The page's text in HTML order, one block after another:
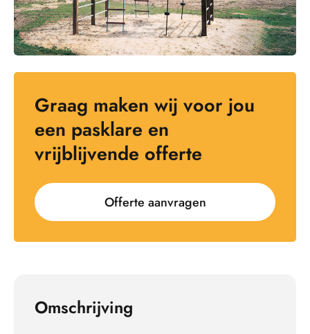
Graag maken wij voor jou
een pasklare en
vrijblijvende offerte
Offerte aanvragen
Omschrijving